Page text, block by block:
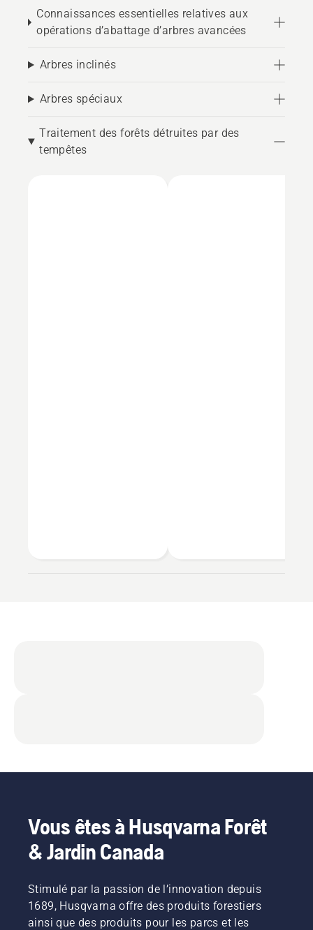
Connaissances essentielles relatives aux
opérations d’abattage d’arbres avancées
Arbres inclinés
Arbres spéciaux
Traitement des forêts détruites par des
tempêtes
Vous êtes à Husqvarna Forêt
& Jardin Canada
Stimulé par la passion de l’innovation depuis
1689, Husqvarna offre des produits forestiers
ainsi que des produits pour les parcs et les